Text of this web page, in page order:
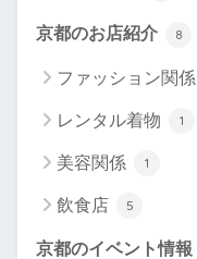
京都のお店紹介 8
ファッション関係
レンタル着物 1
美容関係 1
飲食店 5
京都のイベント情報